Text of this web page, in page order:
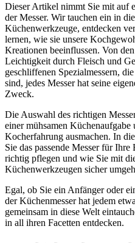
Dieser Artikel nimmt Sie mit auf
der Messer. Wir tauchen ein in
Küchenwerkzeuge, entdecken
lernen, wie sie unsere
Kreationen beeinflussen. Von
Leichtigkeit durch Fleisch und
geschliffenen Spezialmessern,
sind, jedes Messer hat seine
Zweck.
Die Auswahl des richtigen
einer mühsamen
Kocherfahrung ausmachen. In
Sie das passende Messer für
richtig pflegen und wie Sie mit
Küchenwerkzeugen sicher
Egal, ob Sie ein Anfänger oder
der Küchenmesser hat jedem
gemeinsam in diese Welt
in all ihren Facetten entdecken.